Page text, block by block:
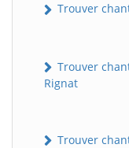
Trouver
Trouver
Rignat
Trouver